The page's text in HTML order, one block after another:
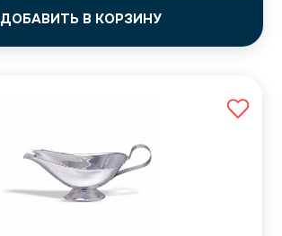
ДОБАВИТЬ В КОРЗИНУ